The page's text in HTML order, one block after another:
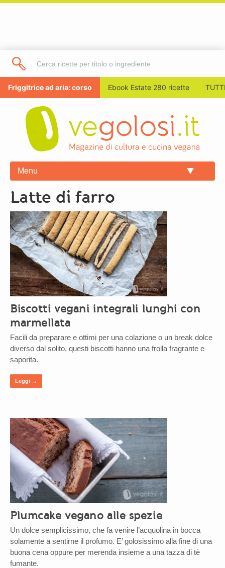
Friggitrice ad aria: corso Ebook Estate 280 ricette
Menu
latte di farro
Biscotti vegani integrali lunghi con
marmellata
Facili da preparare e ottimi per una colazione o un break dolce
diverso dal solito, questi biscotti hanno una frolla fragrante e
saporita.
Leggi →
Plumcake vegano alle spezie
Un dolce semplicissimo, che fa venire l’acquolina in bocca
solamente a sentirne il profumo. E’ golosissimo alla fine di una
buona cena oppure per merenda insieme a una tazza di tè
fumante.